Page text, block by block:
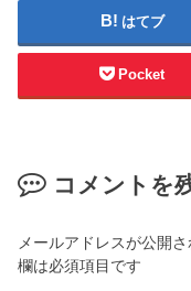
はてブ
Pocket
コメントを
メールアドレスが公開
欄は必須項目です